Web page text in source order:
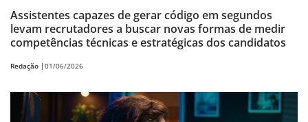
Assistentes capazes de gerar código em segundos
levam recrutadores a buscar novas formas de medir
competências técnicas e estratégicas dos candidatos
Redação |01/06/2026